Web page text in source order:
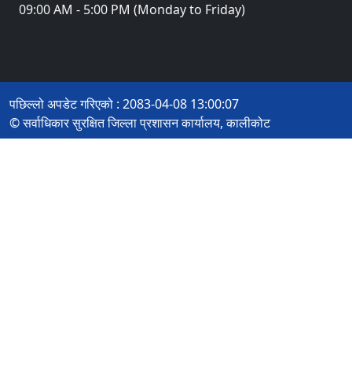
09:00 AM - 5:00 PM (Monday to Friday)
पछिल्लो अपडेट गरिएको : 2083-04-08 13:00:07
© सर्वाधिकार सुरक्षित जिल्ला प्रशासन कार्यालय, कालीकोट